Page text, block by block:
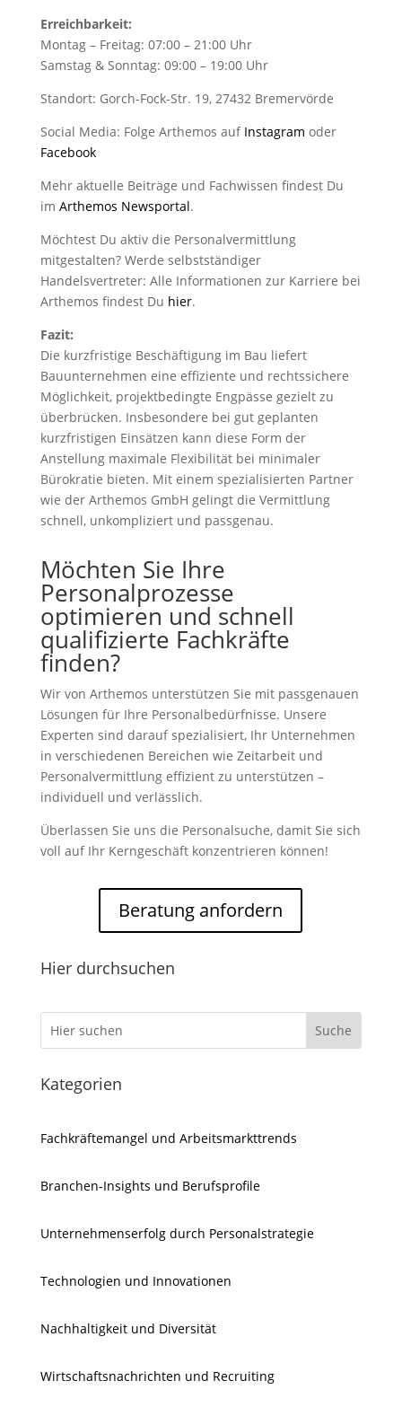
Erreichbarkeit:
Montag – Freitag: 07:00 – 21:00 Uhr
Samstag & Sonntag: 09:00 – 19:00 Uhr
Standort: Gorch-Fock-Str. 19, 27432 Bremervörde
Social Media: Folge Arthemos auf Instagram oder
Facebook
Mehr aktuelle Beiträge und Fachwissen findest Du
im Arthemos Newsportal.
Möchtest Du aktiv die Personalvermittlung
mitgestalten? Werde selbstständiger
Handelsvertreter: Alle Informationen zur Karriere bei
Arthemos findest Du hier.
Fazit:
Die kurzfristige Beschäftigung im Bau liefert
Bauunternehmen eine effiziente und rechtssichere
Möglichkeit, projektbedingte Engpässe gezielt zu
überbrücken. Insbesondere bei gut geplanten
kurzfristigen Einsätzen kann diese Form der
Anstellung maximale Flexibilität bei minimaler
Bürokratie bieten. Mit einem spezialisierten Partner
wie der Arthemos GmbH gelingt die Vermittlung
schnell, unkompliziert und passgenau.
Möchten Sie Ihre
Personalprozesse
optimieren und schnell
qualifizierte Fachkräfte
finden?
Wir von Arthemos unterstützen Sie mit passgenauen
Lösungen für Ihre Personalbedürfnisse. Unsere
Experten sind darauf spezialisiert, Ihr Unternehmen
in verschiedenen Bereichen wie Zeitarbeit und
Personalvermittlung effizient zu unterstützen –
individuell und verlässlich.
Überlassen Sie uns die Personalsuche, damit Sie sich
voll auf Ihr Kerngeschäft konzentrieren können!
Beratung anfordern
Hier durchsuchen
Kategorien
Fachkräftemangel und Arbeitsmarkttrends
Branchen-Insights und Berufsprofile
Unternehmenserfolg durch Personalstrategie
Technologien und Innovationen
Nachhaltigkeit und Diversität
Wirtschaftsnachrichten und Recruiting